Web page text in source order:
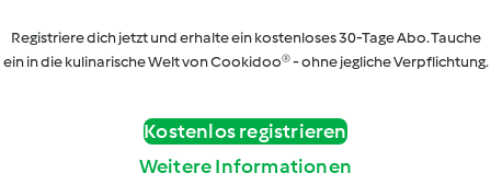
Registriere dich jetzt und erhalte ein kostenloses 30-Tage Abo. Tauche
ein in die kulinarische Welt von Cookidoo® - ohne jegliche Verpflichtung.
Kostenlos registrieren
Weitere Informationen